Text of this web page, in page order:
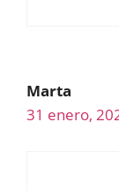
Marta
31 enero,